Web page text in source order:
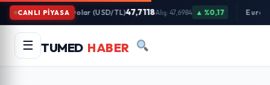
İçeriğe
Atla
CANLI PİYASADolar (USD/TL)47,7118Alış: 47,6984 ▲ %0,17 Euro
☰ TUMED HABER
Arama
yapın: